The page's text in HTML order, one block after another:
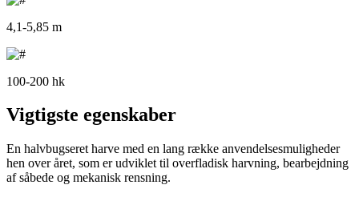
4,1-5,85 m
100-200 hk
Vigtigste egenskaber
En halvbugseret harve med en lang række anvendelsesmuligheder
hen over året, som er udviklet til overfladisk harvning, bearbejdning
af såbede og mekanisk rensning.